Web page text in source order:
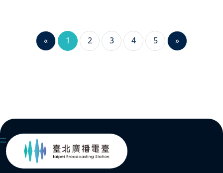
« 1 2 3 4 5 »
:::